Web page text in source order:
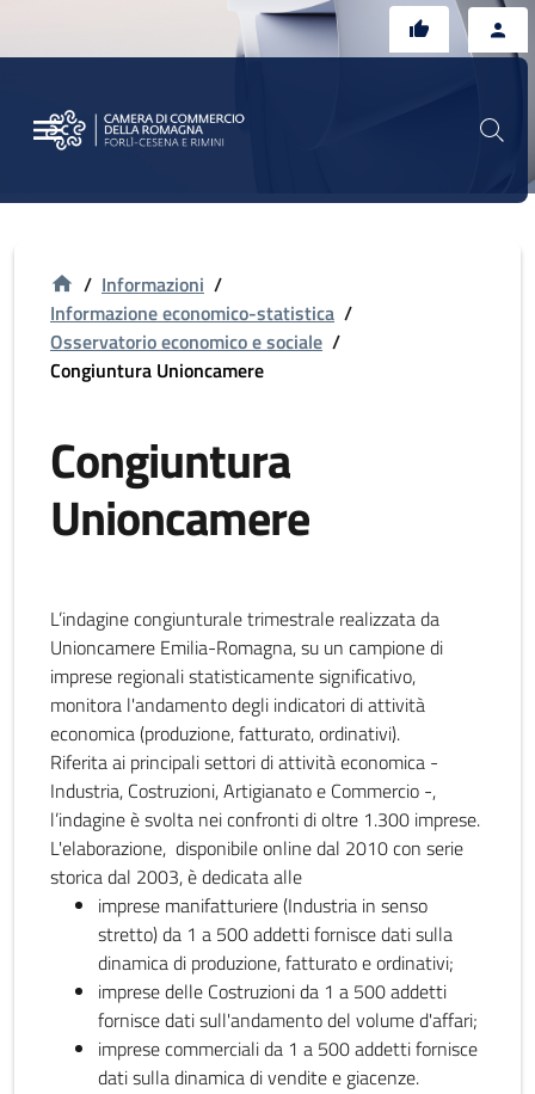
/ Informazioni /
Informazione economico-statistica /
Osservatorio economico e sociale /
Congiuntura Unioncamere
Congiuntura
Unioncamere
L’indagine congiunturale trimestrale realizzata da
Unioncamere Emilia-Romagna, su un campione di
imprese regionali statisticamente significativo,
monitora l'andamento degli indicatori di attività
economica (produzione, fatturato, ordinativi).
Riferita ai principali settori di attività economica -
Industria, Costruzioni, Artigianato e Commercio -,
l’indagine è svolta nei confronti di oltre 1.300 imprese.
L'elaborazione, disponibile online dal 2010 con serie
storica dal 2003, è dedicata alle
imprese manifatturiere (Industria in senso
stretto) da 1 a 500 addetti fornisce dati sulla
dinamica di produzione, fatturato e ordinativi;
imprese delle Costruzioni da 1 a 500 addetti
fornisce dati sull'andamento del volume d'affari;
imprese commerciali da 1 a 500 addetti fornisce
dati sulla dinamica di vendite e giacenze.